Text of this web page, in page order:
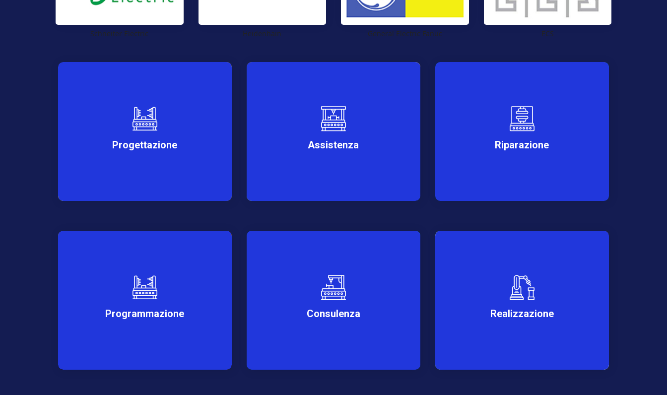
Schneiter Electric Heidenhain General Electric Fanuc ECS
Progettazione Assistenza Riparazione
Programmazione Consulenza Realizzazione